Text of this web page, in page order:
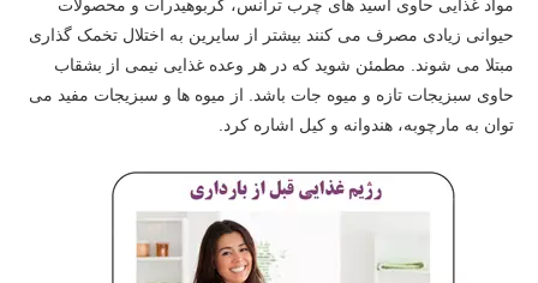
مواد غذایی حاوی اسید های چرب ترانس، کربوهیدرات و محصولات
حیوانی زیادی مصرف می کنند بیشتر از سایرین به اختلال تخمک گذاری
مبتلا می شوند. مطمئن شوید که در هر وعده غذایی نیمی از بشقاب
حاوی سبزیجات تازه و میوه جات باشد. از میوه ها و سبزیجات مفید می
توان به مارچوبه، هندوانه و کیل اشاره کرد.